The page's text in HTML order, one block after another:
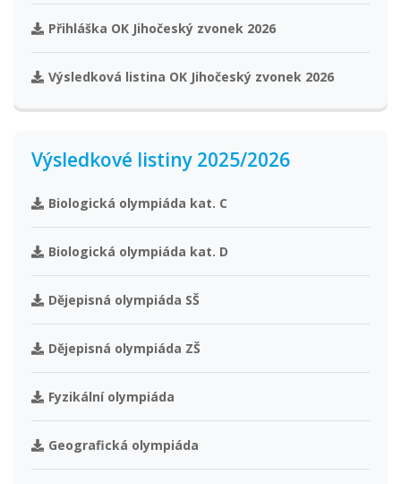
Přihláška OK Jihočeský zvonek 2026
Výsledková listina OK Jihočeský zvonek 2026
Výsledkové listiny 2025/2026
Biologická olympiáda kat. C
Biologická olympiáda kat. D
Dějepisná olympiáda SŠ
Dějepisná olympiáda ZŠ
Fyzikální olympiáda
Geografická olympiáda